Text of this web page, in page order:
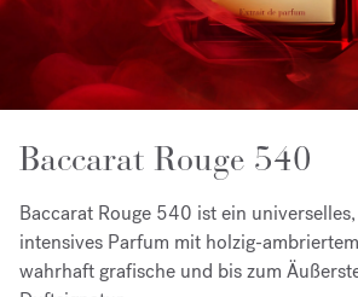
Baccarat Rouge 540
Baccarat Rouge 540 ist ein
intensives Parfum mit holzig-
wahrhaft grafische und bis zum